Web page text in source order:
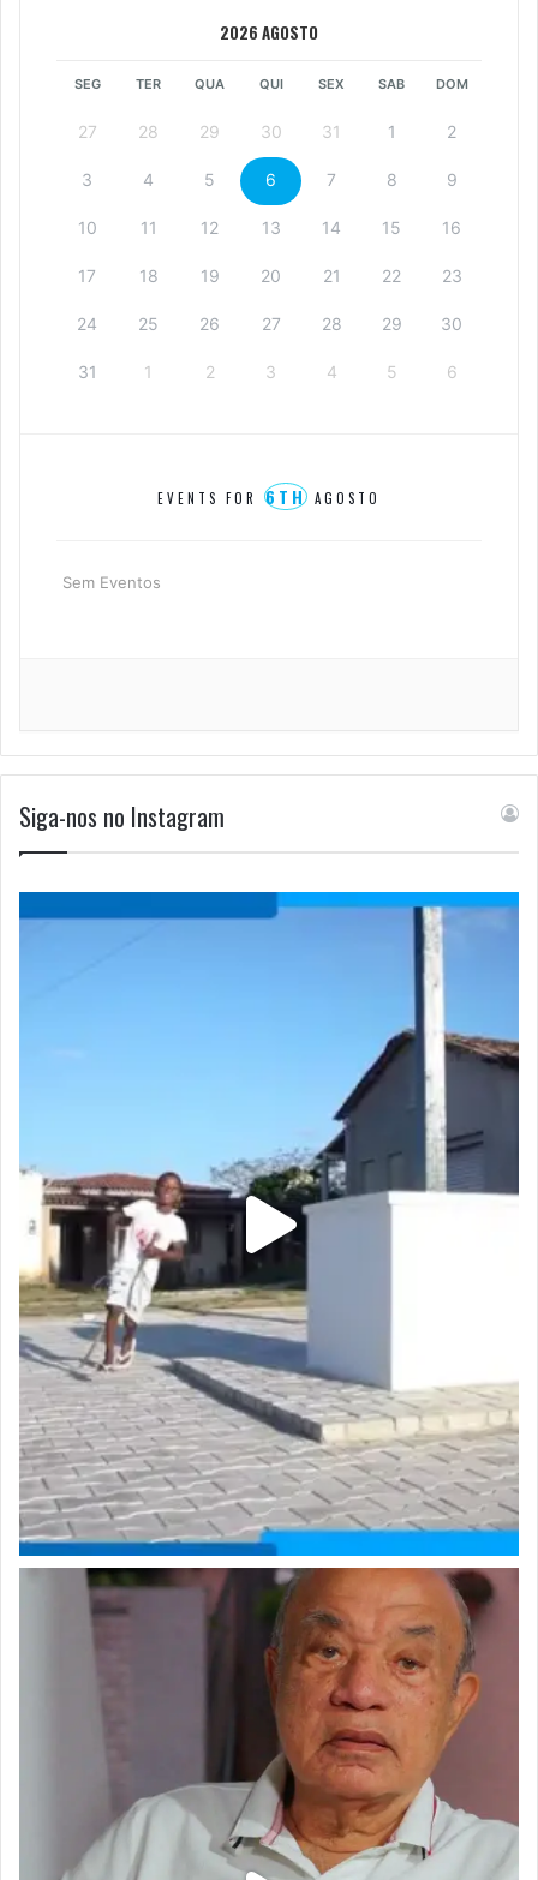
2026 AGOSTO
SEG TER QUA QUI SEX SAB DOM
27 28 29 30 31 1 2
3 4 5 6 7 8 9
10 11 12 13 14 15 16
17 18 19 20 21 22 23
24 25 26 27 28 29 30
31 1 2 3 4 5 6
EVENTS FOR 6TH AGOSTO
Sem Eventos
Siga-nos no Instagram